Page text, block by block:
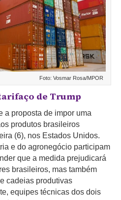
Foto: Vosmar Rosa/MPOR
de Trump
a proposta de impor uma
produtos brasileiros
(6), nos Estados Unidos.
e do agronegócio participam
que a medida prejudicará
brasileiros, mas também
cadeias produtivas
equipes técnicas dos dois